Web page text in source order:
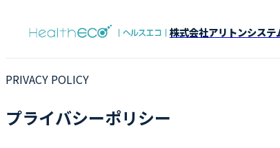
株式会社アリトンシステ
PRIVACY POLICY
プライバシーポリシー